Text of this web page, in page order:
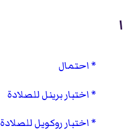
ا
احتمال
اختبار برينل للصلادة
اختبار روكويل للصلادة